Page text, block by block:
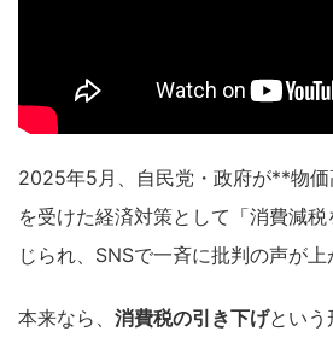
2025年5月、自民党・政府が**物価
を受けた経済対策として「消費減
じられ、SNSで一斉に批判の声が上
本来なら、 消費税の引き下げという